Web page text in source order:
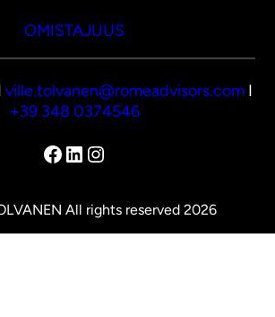
OMISTAJUUS
ville.tolvanen@romeadvisors.com I
+39 348 0374546
Facebook
LinkedIn
Instagram
All rights reserved 2026